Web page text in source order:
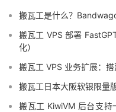
搬瓦工是什么？
搬瓦工 VPS 部署
化）
搬瓦工 VPS 业务扩展：
搬瓦工日本大阪软银限量
搬瓦工 KiwiVM 后台支